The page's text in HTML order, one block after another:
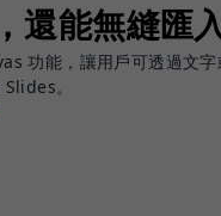
還能無縫匯
功能，讓用戶可透過文
。